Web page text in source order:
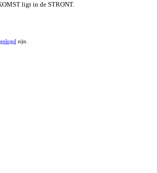
ligt in de STRONT.
zijn.